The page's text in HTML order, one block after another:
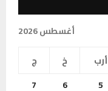
أغسطس 2026
أرب خ
ج
5
6
7